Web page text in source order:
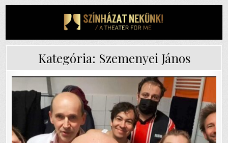
Kategória: Szemenyei János